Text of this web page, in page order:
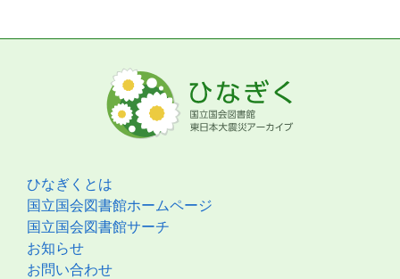
ひなぎくとは
国立国会図書館ホームページ
国立国会図書館サーチ
お知らせ
お問い合わせ